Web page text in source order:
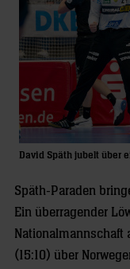
David Späth jubelt über
Späth-Paraden
Ein überragender
Nationalmannschaft
(15:10) über